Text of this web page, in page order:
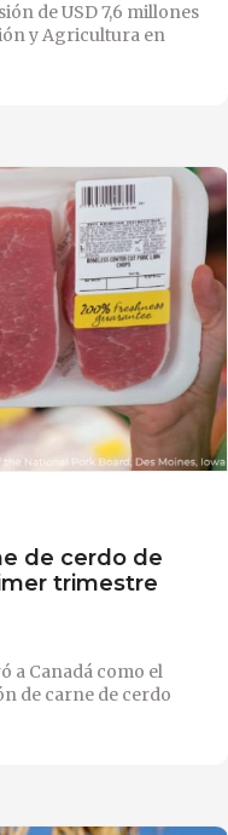
de USD 7,6 millones
y Agricultura en
de cerdo de
trimestre
a Canadá como el
de carne de cerdo